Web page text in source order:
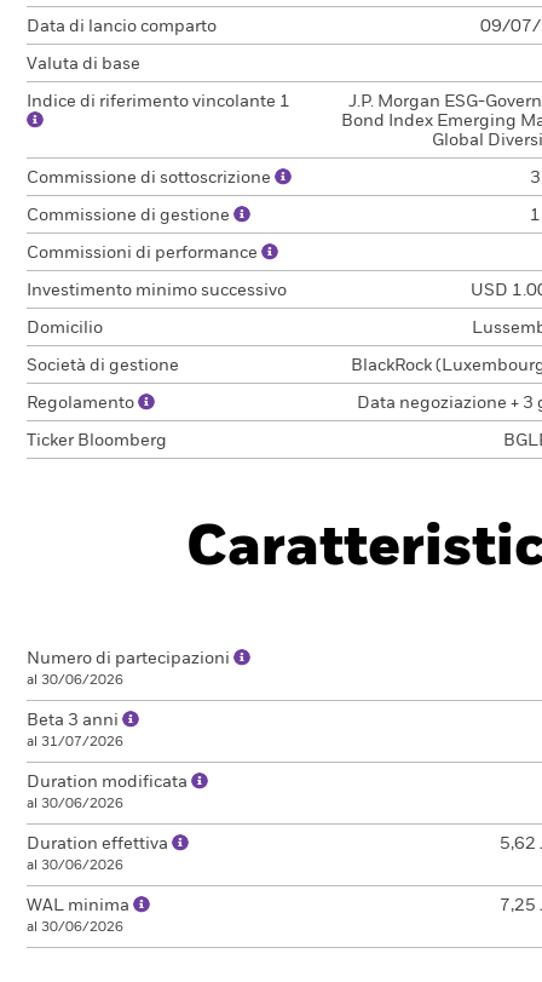
Data di lancio comparto 09/07/
Valuta di base
Indice di riferimento vincolante 1
J.P. Morgan ESG-
Bond Index Emerging
Global
Commissione di sottoscrizione
Commissione di gestione
Commissioni di performance
Investimento minimo successivo USD
Domicilio
Società di gestione BlackRock
Regolamento Data negoziazione + 3
Ticker Bloomberg
Numero di partecipazioni
al 30/06/2026
Beta 3 anni
al 31/07/2026
Duration modificata
al 30/06/2026
Duration effettiva
al 30/06/2026
5,62
WAL minima
al 30/06/2026
7,25